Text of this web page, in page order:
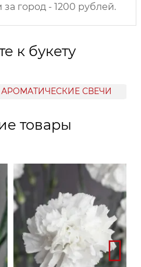
за город - 1200 рублей.
к букету
АРОМАТИЧЕСКИЕ СВЕЧИ
товары